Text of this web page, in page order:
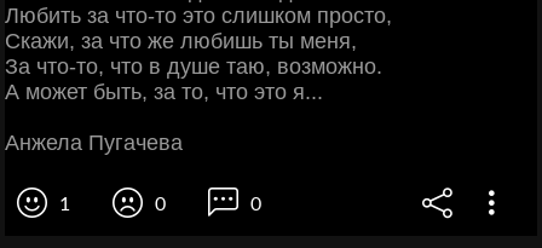
Любить за что-то это слишком просто,
Скажи, за что же любишь ты меня,
За что-то, что в душе таю, возможно.
А может быть, за то, что это я...
Анжела Пугачева
1 0 0